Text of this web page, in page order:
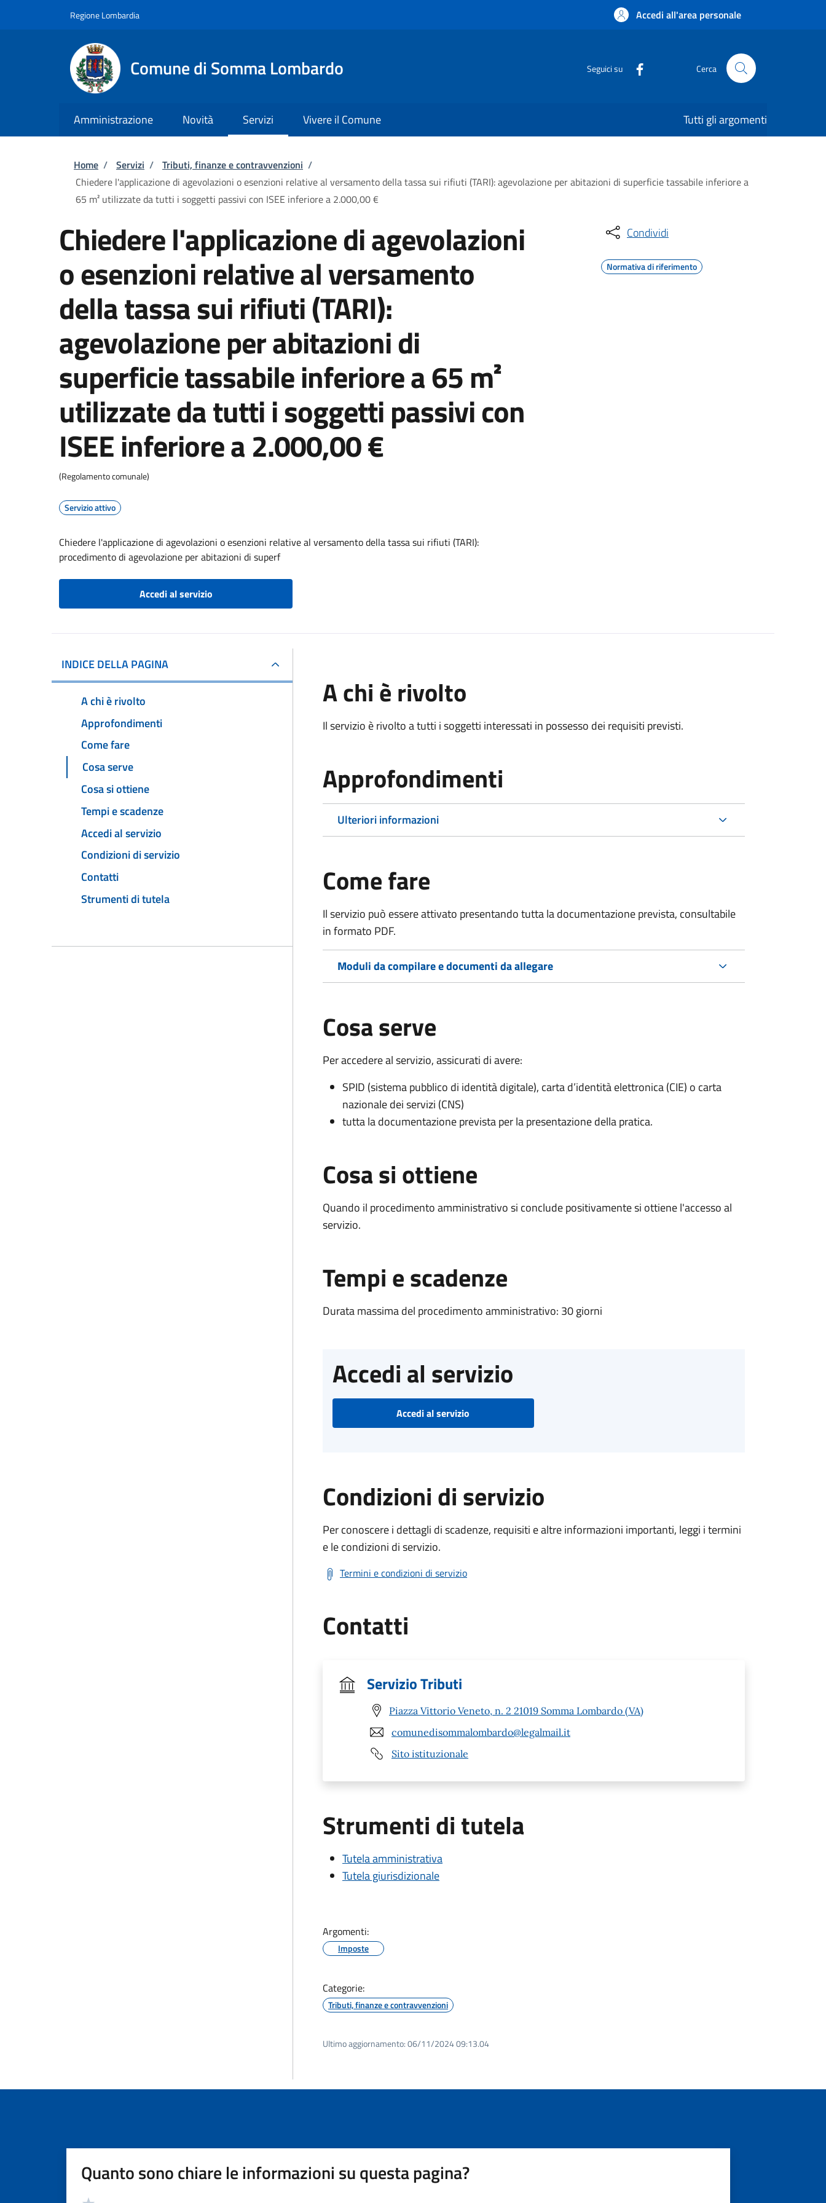
Regione Lombardia Accedi all'area personale
Comune di Somma Lombardo Seguici su Cerca
Amministrazione Novità Servizi Vivere il Comune Tutti gli argomenti
Briciole di pane
Home / Servizi / Tributi, finanze e contravvenzioni /
Chiedere l'applicazione di agevolazioni o esenzioni relative al versamento della tassa sui rifiuti (TARI): agevolazione per abitazioni di superficie tassabile inferiore a
65 m² utilizzate da tutti i soggetti passivi con ISEE inferiore a 2.000,00 €
Chiedere l'applicazione di agevolazioni
o esenzioni relative al versamento
della tassa sui rifiuti (TARI):
agevolazione per abitazioni di
superficie tassabile inferiore a 65 m²
utilizzate da tutti i soggetti passivi con
ISEE inferiore a 2.000,00 €
(Regolamento comunale)
Servizio attivo
Chiedere l'applicazione di agevolazioni o esenzioni relative al versamento della tassa sui rifiuti (TARI):
procedimento di agevolazione per abitazioni di superf
Accedi al servizio
Condividi
Normativa di riferimento
INDICE DELLA PAGINA
A chi è rivolto
Approfondimenti
Come fare
Cosa serve
Cosa si ottiene
Tempi e scadenze
Accedi al servizio
Condizioni di servizio
Contatti
Strumenti di tutela
A chi è rivolto
Il servizio è rivolto a tutti i soggetti interessati in possesso dei requisiti previsti.
Approfondimenti
Ulteriori informazioni
Come fare
Il servizio può essere attivato presentando tutta la documentazione prevista, consultabile
in formato PDF.
Moduli da compilare e documenti da allegare
Cosa serve
Per accedere al servizio, assicurati di avere:
SPID (sistema pubblico di identità digitale), carta d’identità elettronica (CIE) o carta
nazionale dei servizi (CNS)
tutta la documentazione prevista per la presentazione della pratica.
Cosa si ottiene
Quando il procedimento amministrativo si conclude positivamente si ottiene l'accesso al
servizio.
Tempi e scadenze
Durata massima del procedimento amministrativo: 30 giorni
Accedi al servizio
Accedi al servizio
Condizioni di servizio
Per conoscere i dettagli di scadenze, requisiti e altre informazioni importanti, leggi i termini
e le condizioni di servizio.
Termini e condizioni di servizio
Contatti
Servizio Tributi
Piazza Vittorio Veneto, n. 2 21019 Somma Lombardo (VA)
comunedisommalombardo@legalmail.it
Sito istituzionale
Strumenti di tutela
Tutela amministrativa
Tutela giurisdizionale
Argomenti:
Imposte
Categorie:
Tributi, finanze e contravvenzioni
Ultimo aggiornamento:06/11/2024 09:13.04
Quanto sono chiare le informazioni su questa pagina?
Valutazione